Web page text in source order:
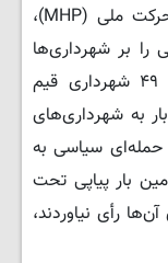
ملی‌گرایش یعنی دولت باغچلی از حزب حرکت ملی (MHP)،
را بر شهرداری‌ها
تحمیل کرده‌اند. «در فصل گذشته، برای ۴۹ شهرداری قیم
منصوب کردید. تا امروز، در مجموع ۱۴۵ بار به شهرداری‌های
حمله‌ای سیاسی به
بار پیاپی تحت
رأی نیاوردند،